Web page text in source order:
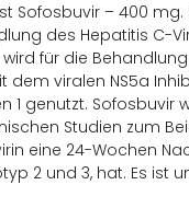
Sofosbuvir – 400
des Hepatitis C-
für die
dem viralen NS5a
genutzt. Sofosbuvir
Studien zum
eine 24-Wochen
2 und 3, hat. Es ist